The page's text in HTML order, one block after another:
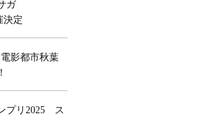
ガ
決定
電影都市秋葉
プリ2025 ス